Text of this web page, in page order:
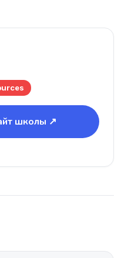
школы ↗